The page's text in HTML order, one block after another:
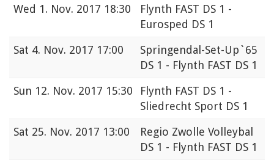
Wed 1. Nov. 2017 18:30
Flynth FAST DS 1 -
Eurosped DS 1
Sat 4. Nov. 2017 17:00
Springendal-Set-Up`65
DS 1 - Flynth FAST DS 1
Sun 12. Nov. 2017 15:30
Flynth FAST DS 1 -
Sliedrecht Sport DS 1
Sat 25. Nov. 2017 13:00
Regio Zwolle Volleybal
DS 1 - Flynth FAST DS 1